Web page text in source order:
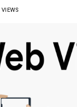
VIEWS